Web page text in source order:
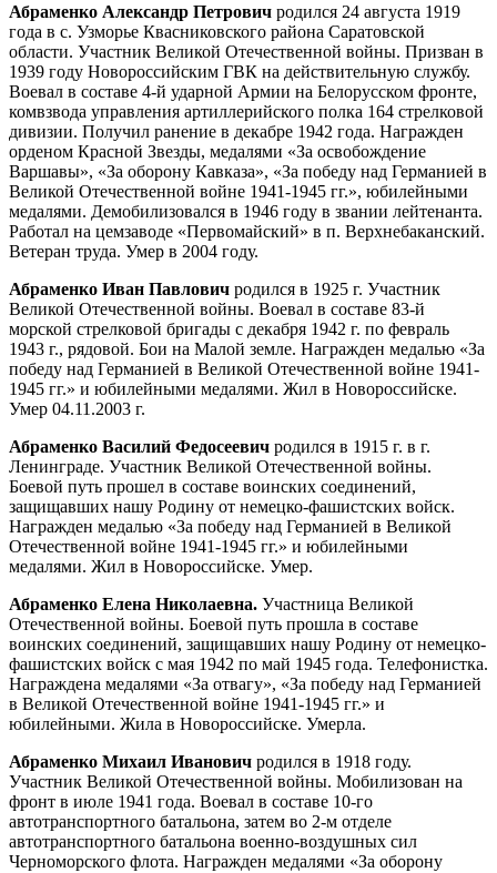
Абраменко Александр Петрович родился 24 августа 1919
года в с. Узморье Квасниковского района Саратовской
области. Участник Великой Отечественной войны. Призван в
1939 году Новороссийским ГВК на действительную службу.
Воевал в составе 4-й ударной Армии на Белорусском фронте,
комвзвода управления артиллерийского полка 164 стрелковой
дивизии. Получил ранение в декабре 1942 года. Награжден
орденом Красной Звезды, медалями «За освобождение
Варшавы», «За оборону Кавказа», «За победу над Германией в
Великой Отечественной войне 1941-1945 гг.», юбилейными
медалями. Демобилизовался в 1946 году в звании лейтенанта.
Работал на цемзаводе «Первомайский» в п. Верхнебаканский.
Ветеран труда. Умер в 2004 году.
Абраменко Иван Павлович родился в 1925 г. Участник
Великой Отечественной войны. Воевал в составе 83-й
морской стрелковой бригады с декабря 1942 г. по февраль
1943 г., рядовой. Бои на Малой земле. Награжден медалью «За
победу над Германией в Великой Отечественной войне 1941-
1945 гг.» и юбилейными медалями. Жил в Новороссийске.
Умер 04.11.2003 г.
Абраменко Василий Федосеевич родился в 1915 г. в г.
Ленинграде. Участник Великой Отечественной войны.
Боевой путь прошел в составе воинских соединений,
защищавших нашу Родину от немецко-фашистских войск.
Награжден медалью «За победу над Германией в Великой
Отечественной войне 1941-1945 гг.» и юбилейными
медалями. Жил в Новороссийске. Умер.
Абраменко Елена Николаевна. Участница Великой
Отечественной войны. Боевой путь прошла в составе
воинских соединений, защищавших нашу Родину от немецко-
фашистских войск с мая 1942 по май 1945 года. Телефонистка.
Награждена медалями «За отвагу», «За победу над Германией
в Великой Отечественной войне 1941-1945 гг.» и
юбилейными. Жила в Новороссийске. Умерла.
Абраменко Михаил Иванович родился в 1918 году.
Участник Великой Отечественной войны. Мобилизован на
фронт в июле 1941 года. Воевал в составе 10-го
автотранспортного батальона, затем во 2-м отделе
автотранспортного батальона военно-воздушных сил
Черноморского флота. Награжден медалями «За оборону